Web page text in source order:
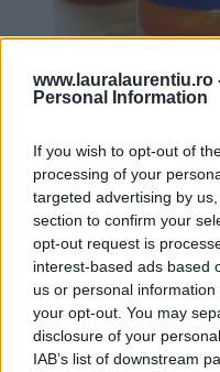
www.lauralaurentiu.ro
Personal Information
If you wish to opt-out of
processing of your
targeted advertising by
section to confirm your
opt-out request is
interest-based ads based
us or personal
your opt-out. You may
disclosure of your
IAB’s list of downstream
Dulceață de caise întregi